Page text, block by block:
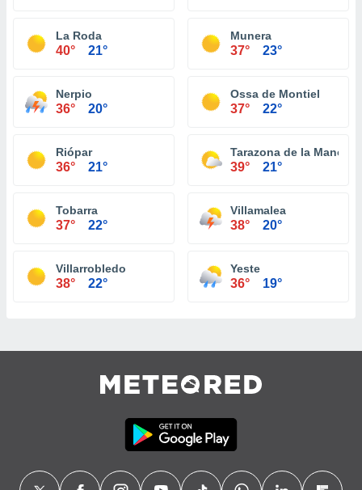
La Roda
40° 21°
Munera
37° 23°
Nerpio
36° 20°
Ossa de Montiel
37° 22°
Riópar
36° 21°
Tarazona de la Mancha
39° 21°
Tobarra
37° 22°
Villamalea
38° 20°
Villarrobledo
38° 22°
Yeste
36° 19°